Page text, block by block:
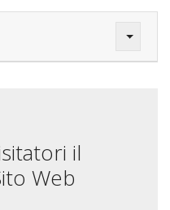
il
Web